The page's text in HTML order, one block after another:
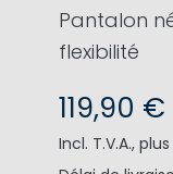
Pantalon
flexibilité
119,90 €
Incl. T.V.A.,